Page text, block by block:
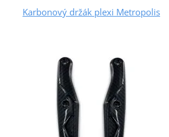
Karbonový držák plexi Metropolis